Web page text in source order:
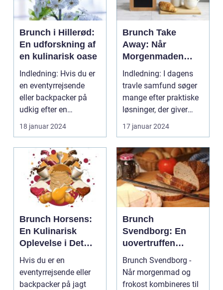
Brunch i Hillerød:
En udforskning af
en kulinarisk oase
Indledning: Hvis du er
en eventyrrejsende
eller backpacker på
udkig efter en
uforglemmelig
gastronom...
18 januar 2024
Brunch Take
Away: Når
Morgenmaden
Bliver Mobil
Indledning: I dagens
travle samfund søger
mange efter praktiske
løsninger, der giver
dem mulighed fo...
17 januar 2024
Brunch Horsens:
En Kulinarisk
Oplevelse i Det
Centrale Jylland
Hvis du er en
eventyrrejsende eller
backpacker på jagt
Brunch
Svendborg: En
uovertruffen
oplevelse for
eventyrrejsende
og backpackere
Brunch Svendborg -
Når morgenmad og
frokost kombineres til